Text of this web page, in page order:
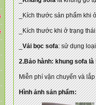
_Kích thước sản phẩm khi
_Kích thước khi ở trạng
_Vải bọc sofa: sử dụng
2.Bảo hành: khung sofa
Miễn phí vận chuyển và
Hình ảnh sản phẩm: